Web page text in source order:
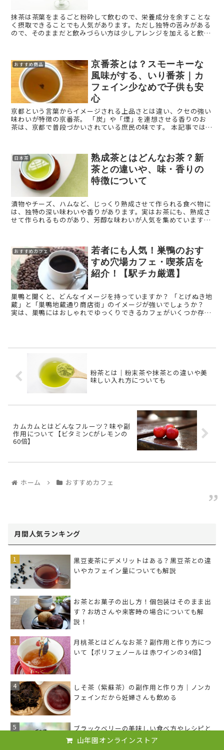
抹茶は茶葉をまるごと粉砕して飲むので、栄養成分を余すことな
く摂取できることでも人気があります。ただし独特の苦みがある
ので、そのままだと飲みづらい方は少しアレンジを加えると飲み
おすすめ商品
京番茶とは？スモーキーな
風味がする、いり番茶｜カ
フェイン少なめで子供も安
心
京都という言葉からイメージされる上品さとは違い、クセの強い
味わいが特徴の京番茶。 「炭」や「煙」を連想させる香りのお
茶は、京都で普段づかいされている庶民の味です。 本記事では、
日本茶
熟成茶とはどんなお茶？新
茶との違いや、味・香りの
特徴について
漬物やチーズ、ハムなど、じっくり熟成させて作られる食べ物に
は、独特の深い味わいや香りがあります。実はお茶にも、熟成さ
せて作られるものがあり、芳醇な味わいが人気を集めています。
おすすめカフェ
若者にも人気！巣鴨のおす
すめ穴場カフェ・喫茶店を
紹介！【駅チカ厳選】
巣鴨と聞くと、どんなイメージを持っていますか？ 「とげぬき地
蔵」と「巣鴨地蔵通り商店街」のイメージが強いでしょうか？
実は、巣鴨にはおしゃれでゆっくりできるカフェがいくつか存在
粉茶とは｜粉末茶や抹茶との違いや美
味しい入れ方についても
カムカムとはどんなフルーツ？味や副
作用について【ビタミンCがレモンの
60倍】
ホーム おすすめカフェ
月間人気ランキング
黒豆麦茶にデメリットはある？黒豆茶との違
いやカフェイン量についても解説
お茶とお菓子の出し方！個包装はそのまま出
す？お坊さんや来客時の場合についても解
説！
月桃茶とはどんなお茶？副作用と作り方につ
いて【ポリフェノールは赤ワインの34倍】
しそ茶（紫蘇茶）の副作用と作り方｜ノンカ
フェインだから妊婦さんも飲める
ブラックベリーの美味しい食べ方やレシピと
は？体にうれしい栄養がたっぷり！
山年園オンラインストア